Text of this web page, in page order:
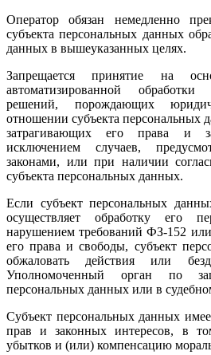
Оператор обязан немедленно
субъекта персональных данных
данных в вышеуказанных целях.
Запрещается принятие на
автоматизированной
решений, порождающих
отношении субъекта персональных
затрагивающих его права и
исключением случаев,
законами, или при наличии
субъекта персональных данных.
Если субъект персональных
осуществляет обработку его
нарушением требований ФЗ-152
его права и свободы, субъект
обжаловать действия или
Уполномоченный орган по
персональных данных или в
Субъект персональных данных
прав и законных интересов, в
убытков и (или) компенсацию